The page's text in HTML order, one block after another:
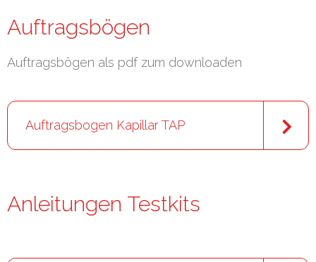
Auftragsbögen
Auftragsbögen als pdf zum downloaden
Auftragsbogen Kapillar TAP
Anleitungen Testkits